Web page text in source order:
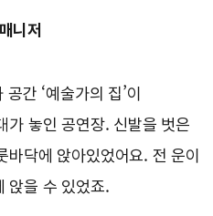
니저
간 ‘예술가의 집’이
가 놓인 공연장. 신발을 벗은
닥에 앉아있었어요. 전 운이
앉을 수 있었죠.